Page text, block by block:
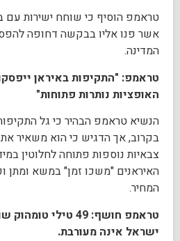
טראמפ הוסיף כי שוחח ישירות עם
אשר פנו אליו בבקשה דחופה
המדינה.
טראמפ: "התקיפות באיראן
האופציות נותרות פתוחות"
הנשיא טראמפ הבהיר כי גל
בקרוב, אך הדגיש כי הוא משאיר
צבאיות נוספות פתוחה לחלוטין
האיראנים "משכו זמן" במשא
המחיר.
טראמפ חושף: 49 טילי
ישראל אינה מעורבת.